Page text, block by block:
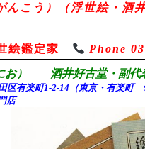
こう）（浮世絵・酒井
絵鑑定家 Phone
にお） 酒井好古堂・
区有楽町1-2-14（東京・有楽町
店